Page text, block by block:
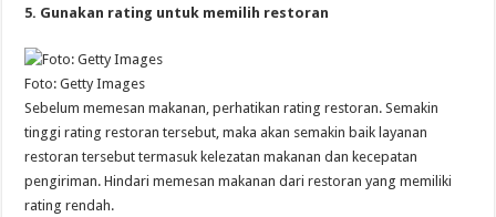
5. Gunakan rating untuk memilih restoran
Foto: Getty Images
Sebelum memesan makanan, perhatikan rating restoran. Semakin
tinggi rating restoran tersebut, maka akan semakin baik layanan
restoran tersebut termasuk kelezatan makanan dan kecepatan
pengiriman. Hindari memesan makanan dari restoran yang memiliki
rating rendah.